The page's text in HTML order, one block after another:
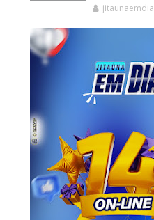
jitaunaemdia